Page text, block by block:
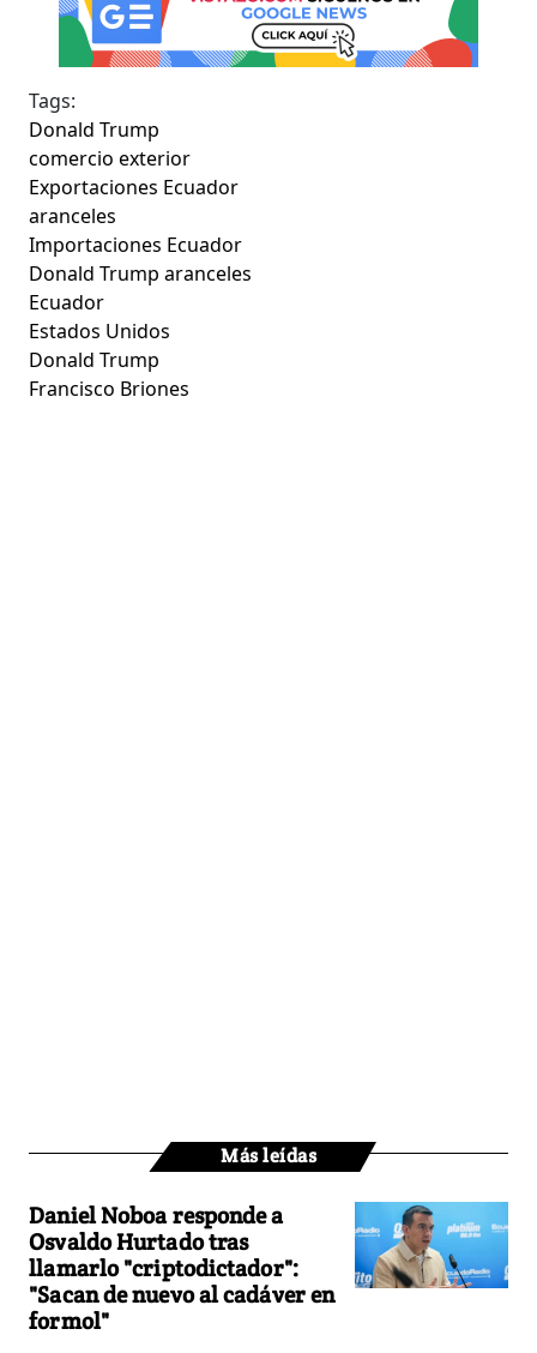
Tags:
Donald Trump
comercio exterior
Exportaciones Ecuador
aranceles
Importaciones Ecuador
Donald Trump aranceles
Ecuador
Estados Unidos
Donald Trump
Francisco Briones
Más leídas
Daniel Noboa responde a
Osvaldo Hurtado tras
llamarlo "criptodictador":
"Sacan de nuevo al cadáver en
formol"